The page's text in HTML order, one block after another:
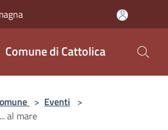
Comune di Cattolica
> Eventi >
al mare